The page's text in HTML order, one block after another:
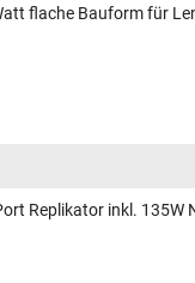
flache Bauform für
Replikator inkl.